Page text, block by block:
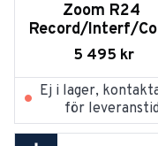
Zoom R24
Record/Interf/
./Samp/Drums
5 495 kr
Ej i lager,
för leveranstid